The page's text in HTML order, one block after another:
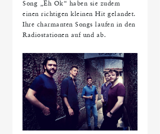
Song „Eh Ok“ haben sie zudem
einen richtigen kleinen Hit gelandet.
Ihre charmanten Songs laufen in den
Radiostationen auf und ab.